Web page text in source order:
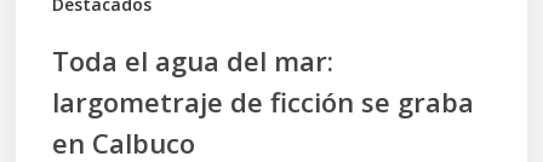
Toda el agua del mar:
largometraje de ficción se graba
en Calbuco